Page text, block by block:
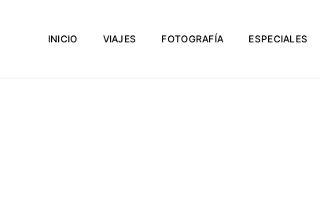
INICIO VIAJES FOTOGRAFÍA ESPECIALES